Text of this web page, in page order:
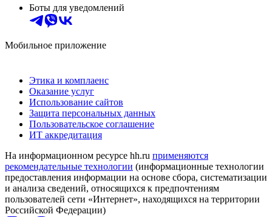
Боты для уведомлений
Мобильное приложение
Этика и комплаенс
Оказание услуг
Использование сайтов
Защита персональных данных
Пользовательское соглашение
ИТ аккредитация
На информационном ресурсе hh.ru применяются
рекомендательные технологии (информационные технологии
предоставления информации на основе сбора, систематизации
и анализа сведений, относящихся к предпочтениям
пользователей сети «Интернет», находящихся на территории
Российской Федерации)